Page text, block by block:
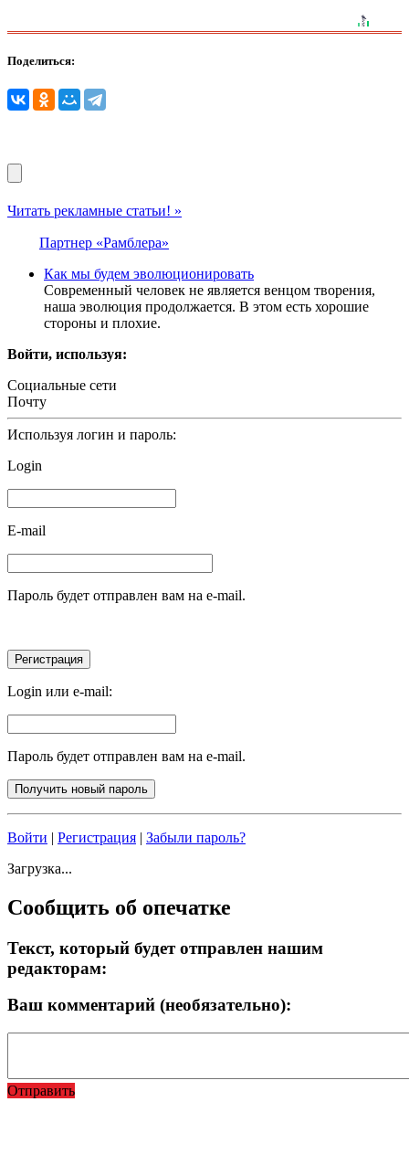
Поделиться:
Читать рекламные статьи! »
Партнер «Рамблера»
Как мы будем эволюционировать
Современный человек не является венцом творения,
наша эволюция продолжается. В этом есть хорошие
стороны и плохие.
Войти, используя:
Социальные сети
Почту
Используя логин и пароль:
Login
E-mail
Пароль будет отправлен вам на e-mail.
Login или e-mail:
Пароль будет отправлен вам на e-mail.
Войти | Регистрация | Забыли пароль?
Загрузка...
Сообщить об опечатке
Текст, который будет отправлен нашим
редакторам:
Ваш комментарий (необязательно):
Отправить